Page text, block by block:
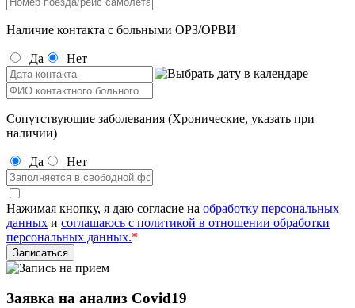
Наличие контакта с больными ОРЗ/ОРВИ
Да Нет
Сопутствующие заболевания (Хронические, указать при
наличии)
Да Нет
Нажимая кнопку, я даю согласие на обработку персональных
данных и соглашаюсь с политикой в отношении обработки
персональных данных.*
Заявка на анализ Covid19